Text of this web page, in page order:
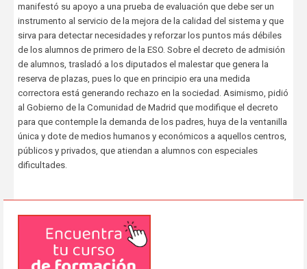
manifestó su apoyo a una prueba de evaluación que debe ser un
instrumento al servicio de la mejora de la calidad del sistema y que
sirva para detectar necesidades y reforzar los puntos más débiles
de los alumnos de primero de la ESO. Sobre el decreto de admisión
de alumnos, trasladó a los diputados el malestar que genera la
reserva de plazas, pues lo que en principio era una medida
correctora está generando rechazo en la sociedad. Asimismo, pidió
al Gobierno de la Comunidad de Madrid que modifique el decreto
para que contemple la demanda de los padres, huya de la ventanilla
única y dote de medios humanos y económicos a aquellos centros,
públicos y privados, que atiendan a alumnos con especiales
dificultades.